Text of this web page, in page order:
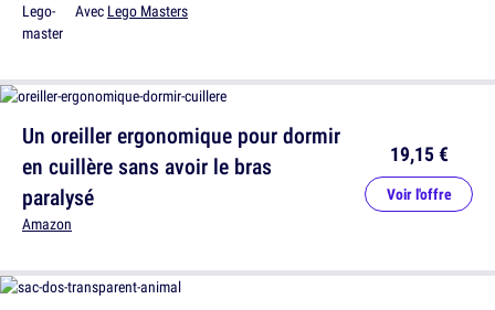
Avec Lego Masters
Un oreiller ergonomique pour dormir
en cuillère sans avoir le bras
paralysé
Amazon
19,15 €
Voir l'offre